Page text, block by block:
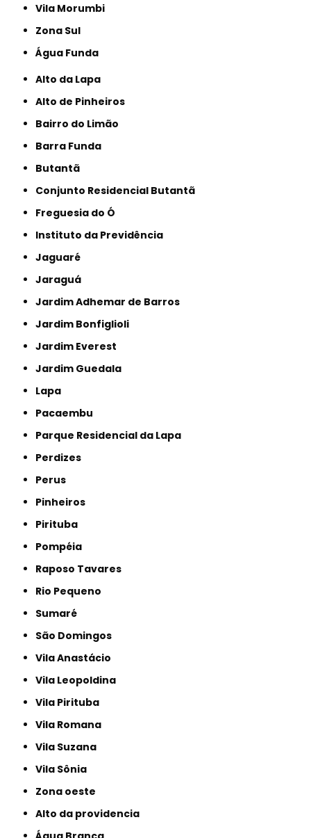
Vila Morumbi
Zona Sul
Água Funda
Alto da Lapa
Alto de Pinheiros
Bairro do Limão
Barra Funda
Butantã
Conjunto Residencial Butantã
Freguesia do Ó
Instituto da Previdência
Jaguaré
Jaraguá
Jardim Adhemar de Barros
Jardim Bonfiglioli
Jardim Everest
Jardim Guedala
Lapa
Pacaembu
Parque Residencial da Lapa
Perdizes
Perus
Pinheiros
Pirituba
Pompéia
Raposo Tavares
Rio Pequeno
Sumaré
São Domingos
Vila Anastácio
Vila Leopoldina
Vila Pirituba
Vila Romana
Vila Suzana
Vila Sônia
Zona oeste
alto da providencia